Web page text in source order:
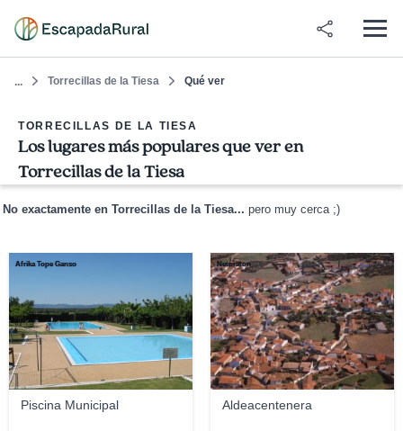
... Torrecillas de la Tiesa Qué ver
TORRECILLAS DE LA TIESA
Los lugares más populares que ver en
Torrecillas de la Tiesa
No exactamente en Torrecillas de la Tiesa... pero muy cerca ;)
Piscina Municipal
Afrika Tope Ganso
Aldeacentenera
Netoraton